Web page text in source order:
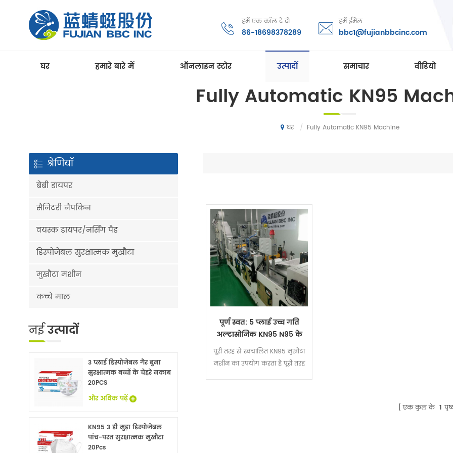
हमें एक कॉल दे दो
86-18698378289
हमें ईमेल
bbc1@fujianbbcinc.com
घर हमारे बारे में ऑनलाइन स्टोर उत्पादों समाचार वीडियो
Fully Automatic KN95
घर / Fully Automatic KN95 Machine
पूर्ण स्वत: 5 प्लाई उच्च गति
अल्ट्रासोनिक KN95 N95 के
चेहरे का मुखौटा बनाने की
मशीन
पूरी तरह से स्वचालित KN95 मुखौटा
मशीन का उपयोग करता है पूरी तरह
एक कुल के 1
श्रेणियाँ
बेबी डायपर
सैनिटरी नैपकिन
वयस्क डायपर/नर्सिंग पैड
डिस्पोजेबल सुरक्षात्मक मुखौटा
मुखौटा मशीन
कच्चे माल
नईउत्पादों
3 प्लाई डिस्पोजेबल गैर बुना
सुरक्षात्मक बच्चों के चेहरे नकाब
20PCS
और अधिक पढ़ें
KN95 3 डी मुड़ा डिस्पोजेबल
पांच-परत सुरक्षात्मक मुखौटा
20Pcs